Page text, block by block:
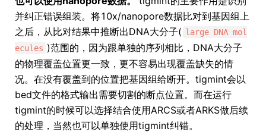
并纠正错误组装。将10x/nanopore数据比对到基因组上
之后，从比对结果中推断出DNA大分子( large DNA mol
ecules )范围的，因为跟单独的序列相比，DNA大分子
的物理覆盖位置更一致，更不容易出现覆盖缺失的情
况。在没有覆盖到的位置把基因组给断开。tigmint会以
bed文件的格式输出需要切割的断点位置。而在运行
tigmint的时候可以选择结合使用ARCS或者ARKS做后续
的处理，当然也可以单独使用tigmint纠错。